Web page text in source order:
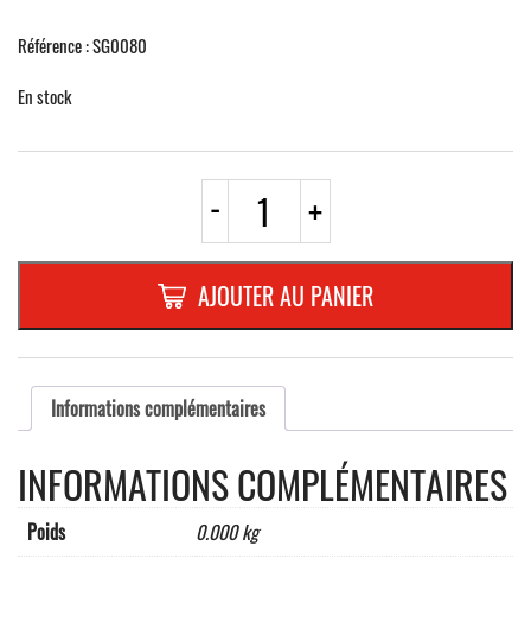
Référence : SG0080
En stock
- quantité
ROND
EN
ALUMINIUM
PLAT
:
2
MM,DIAMETRE
:
DE
STATIONNER
ET
DE
+
AJOUTER AU PANIER
Informations complémentaires
INFORMATIONS COMPLÉMENTAIRES
Poids 0.000 kg